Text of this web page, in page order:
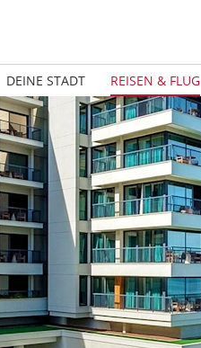
DEINE STADT REISEN & FLUG